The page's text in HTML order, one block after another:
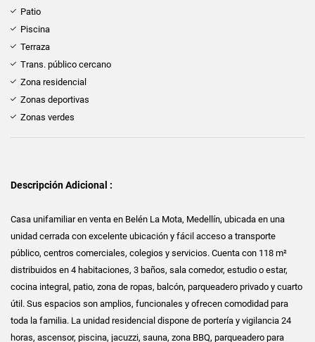
Patio
Piscina
Terraza
Trans. público cercano
Zona residencial
Zonas deportivas
Zonas verdes
Descripción Adicional :
Casa unifamiliar en venta en Belén La Mota, Medellín, ubicada en una
unidad cerrada con excelente ubicación y fácil acceso a transporte
público, centros comerciales, colegios y servicios. Cuenta con 118 m²
distribuidos en 4 habitaciones, 3 baños, sala comedor, estudio o estar,
cocina integral, patio, zona de ropas, balcón, parqueadero privado y cuarto
útil. Sus espacios son amplios, funcionales y ofrecen comodidad para
toda la familia. La unidad residencial dispone de portería y vigilancia 24
horas, ascensor, piscina, jacuzzi, sauna, zona BBQ, parqueadero para